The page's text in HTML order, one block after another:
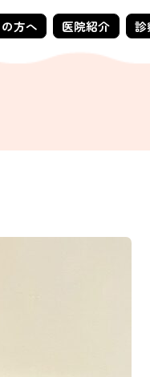
方へ 医院紹介 診